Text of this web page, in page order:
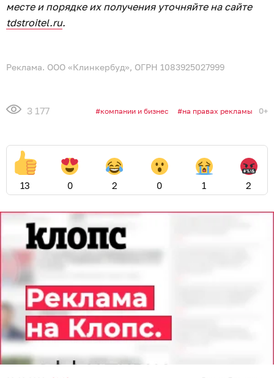
месте и порядке их получения уточняйте на сайте
tdstroitel.ru.
Реклама. ООО «Клинкербуд», ОГРН 1083925027999
3 177 компании и бизнес на правах рекламы 0+
13 0 2 0 1 2